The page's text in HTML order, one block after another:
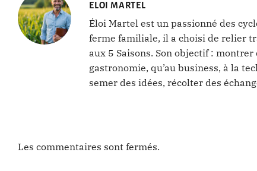
ELOI MARTEL
Éloi Martel est un passionné des
ferme familiale, il a choisi de relier
aux 5 Saisons. Son objectif :
gastronomie, qu’au business, à la
semer des idées, récolter des
Les commentaires sont fermés.